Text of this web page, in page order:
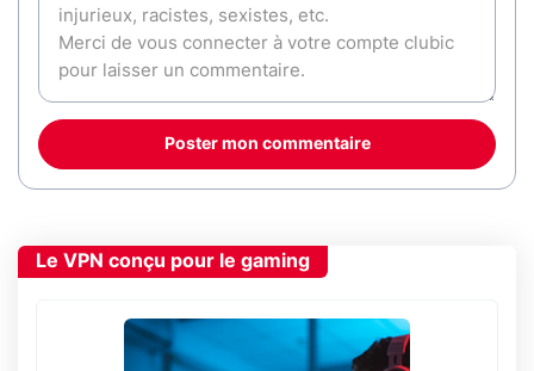
Poster mon commentaire
Le VPN conçu pour le gaming